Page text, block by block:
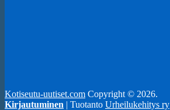
Kotiseutu-uutiset.com Copyright © 2026.
Kirjautuminen | Tuotanto Urheilukehitys ry